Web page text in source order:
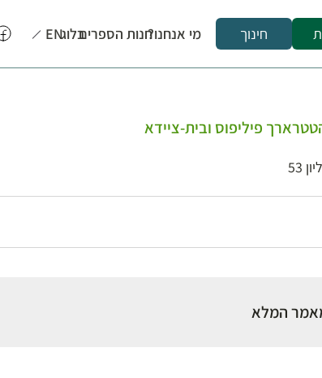
חינוך מי אנחנו?חנות הספריםבלוגEN
פיליפוס ובית-ציידא
53
המלא